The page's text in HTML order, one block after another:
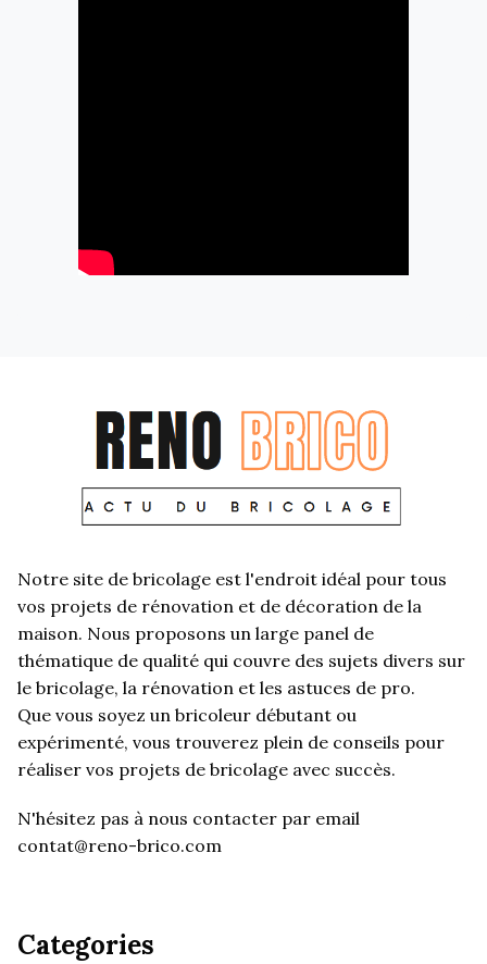
Notre site de bricolage est l'endroit idéal pour tous
vos projets de rénovation et de décoration de la
maison. Nous proposons un large panel de
thématique de qualité qui couvre des sujets divers sur
le bricolage, la rénovation et les astuces de pro.
Que vous soyez un bricoleur débutant ou
expérimenté, vous trouverez plein de conseils pour
réaliser vos projets de bricolage avec succès.
N'hésitez pas à nous contacter par email
contat@reno-brico.com
Categories